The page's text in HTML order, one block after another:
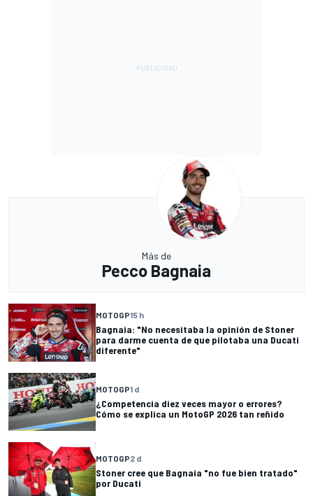
Más de
Pecco Bagnaia
MOTOGP15 h
Bagnaia: "No necesitaba la opinión de Stoner
para darme cuenta de que pilotaba una Ducati
diferente"
MOTOGP1 d
¿Competencia diez veces mayor o errores?
Cómo se explica un MotoGP 2026 tan reñido
MOTOGP2 d
Stoner cree que Bagnaia "no fue bien tratado"
por Ducati